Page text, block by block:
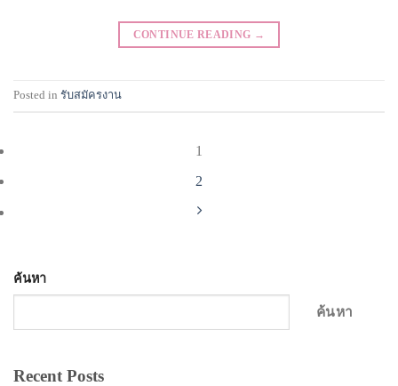
CONTINUE READING →
Posted in รับสมัครงาน
1
2
ค้นหา
ค้นหา
Recent Posts